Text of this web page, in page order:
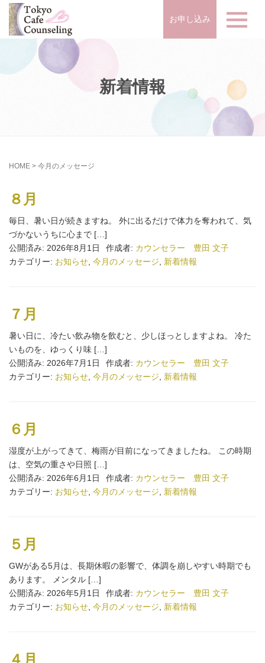
お申し込み
新着情報
HOME > 今月のメッセージ
８月
毎日、暑い日が続きますね。 外に出るだけで体力を奪われて、気
づかないうちに心まで […]
公開済み: 2026年8月1日
作成者: カウンセラー 豊田 文子
カテゴリー: お知らせ 今月のメッセージ 新着情報
７月
暑い日に、冷たい飲み物を飲むと、少しほっとしますよね。 冷た
いものを、ゆっくり味 […]
公開済み: 2026年7月1日
作成者: カウンセラー 豊田 文子
カテゴリー: お知らせ 今月のメッセージ 新着情報
６月
湿度が上がってきて、梅雨が目前になってきましたね。 この時期
は、空気の重さや日照 […]
公開済み: 2026年6月1日
作成者: カウンセラー 豊田 文子
カテゴリー: お知らせ 今月のメッセージ 新着情報
５月
GWがある5月は、長期休暇の影響で、体調を崩しやすい時期でも
あります。 メンタル […]
公開済み: 2026年5月1日
作成者: カウンセラー 豊田 文子
カテゴリー: お知らせ 今月のメッセージ 新着情報
４月